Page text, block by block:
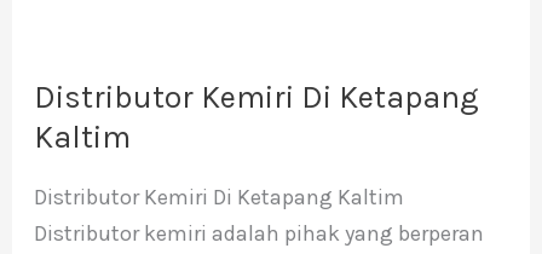
Distributor Kemiri Di Ketapang
Kaltim
Distributor Kemiri Di Ketapang Kaltim
Distributor kemiri adalah pihak yang berperan
Distributor
Kemiri
Ketapang
Kaltim